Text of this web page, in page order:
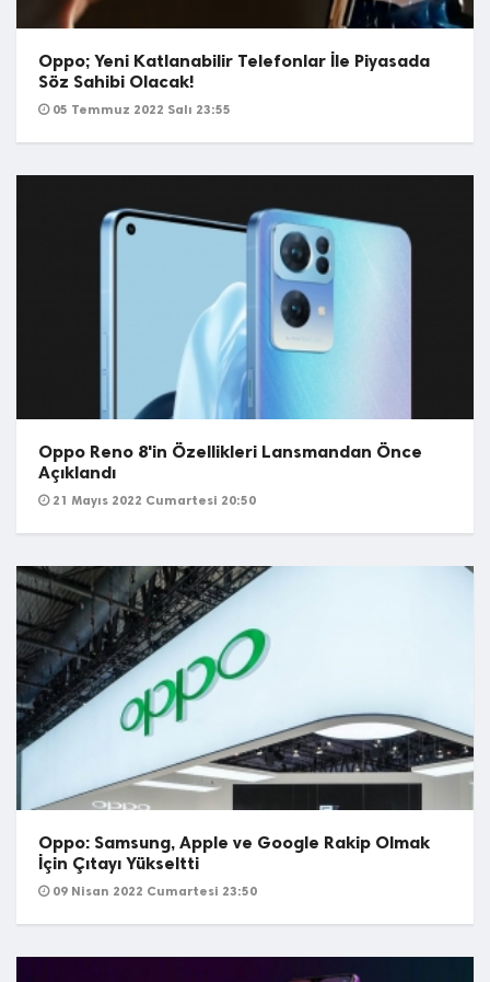
Oppo; Yeni Katlanabilir Telefonlar İle Piyasada
Söz Sahibi Olacak!
05 Temmuz 2022 Salı 23:55
Oppo Reno 8'in Özellikleri Lansmandan Önce
Açıklandı
21 Mayıs 2022 Cumartesi 20:50
Oppo: Samsung, Apple ve Google Rakip Olmak
İçin Çıtayı Yükseltti
09 Nisan 2022 Cumartesi 23:50